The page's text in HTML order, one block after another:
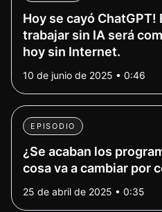
Hoy se cayó ChatGPT!
trabajar sin IA será
hoy sin Internet.
10 de junio de 2025 • 0:46
EPISODIO
¿Se acaban los
cosa va a cambiar por
25 de abril de 2025 • 0:35